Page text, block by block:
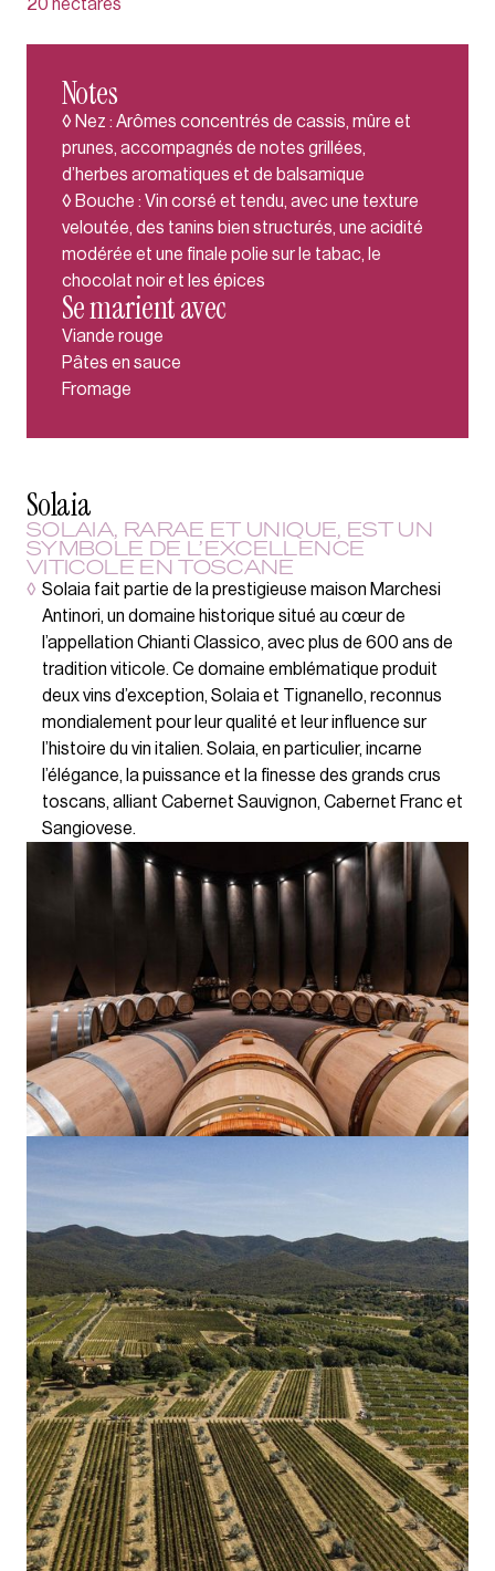
20 hectares
Notes
◊ Nez : Arômes concentrés de cassis, mûre et
prunes, accompagnés de notes grillées,
d’herbes aromatiques et de balsamique
◊ Bouche : Vin corsé et tendu, avec une texture
veloutée, des tanins bien structurés, une acidité
modérée et une finale polie sur le tabac, le
chocolat noir et les épices
Se marient avec
Viande rouge
Pâtes en sauce
Fromage
Solaia
SOLAIA, RARAE ET UNIQUE, EST UN
SYMBOLE DE L’EXCELLENCE
VITICOLE EN TOSCANE
◊ Solaia fait partie de la prestigieuse maison Marchesi
Antinori, un domaine historique situé au cœur de
l’appellation Chianti Classico, avec plus de 600 ans de
tradition viticole. Ce domaine emblématique produit
deux vins d’exception, Solaia et Tignanello, reconnus
mondialement pour leur qualité et leur influence sur
l’histoire du vin italien. Solaia, en particulier, incarne
l’élégance, la puissance et la finesse des grands crus
toscans, alliant Cabernet Sauvignon, Cabernet Franc et
Sangiovese.